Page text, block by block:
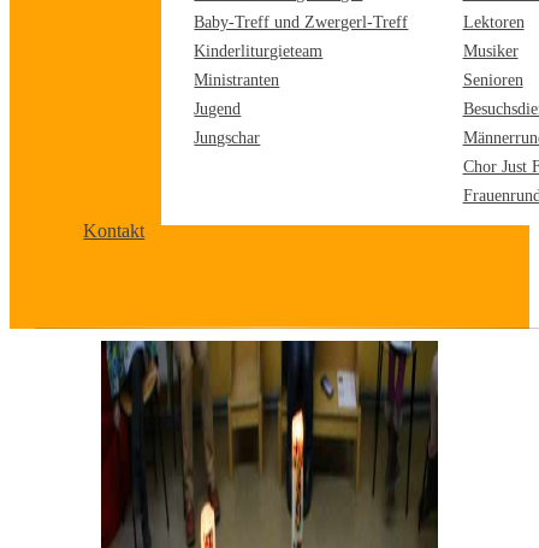
Baby-Treff und Zwergerl-Treff
Kinderliturgieteam
Ministranten
Jugend
Jungschar
Lektoren
Musiker
Senioren
Chor Just
Kontakt